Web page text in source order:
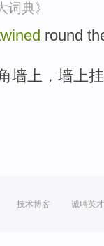
词典》
round
墙上，墙上
技术博客 诚聘英才